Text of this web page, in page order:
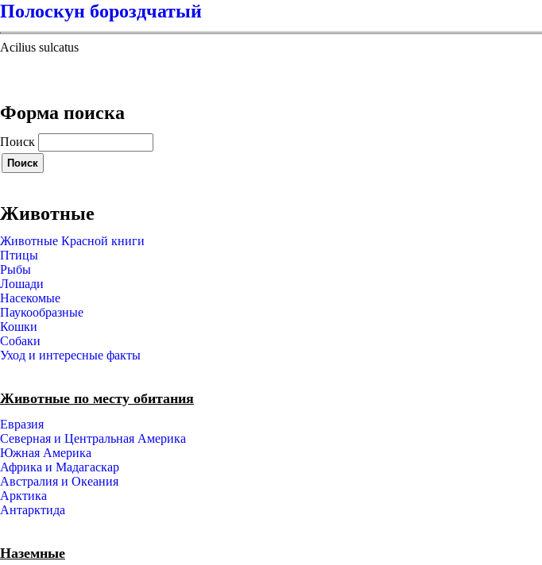
Полоскун бороздчатый
Acilius sulcatus
Форма поиска
Поиск
Животные
Животные Красной книги
Птицы
Рыбы
Лошади
Насекомые
Паукообразные
Кошки
Собаки
Уход и интересные факты
Животные по месту обитания
Евразия
Северная и Центральная Америка
Южная Америка
Африка и Мадагаскар
Австралия и Океания
Арктика
Антарктида
Наземные